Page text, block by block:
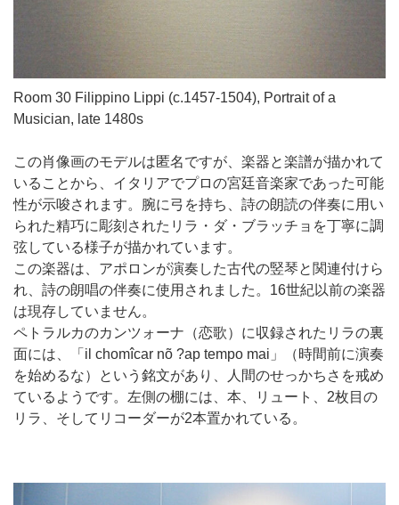
Room 30 Filippino Lippi (c.1457-1504), Portrait of a
Musician, late 1480s
この肖像画のモデルは匿名ですが、楽器と楽譜が描かれて
いることから、イタリアでプロの宮廷音楽家であった可能
性が示唆されます。腕に弓を持ち、詩の朗読の伴奏に用い
られた精巧に彫刻されたリラ・ダ・ブラッチョを丁寧に調
弦している様子が描かれています。
この楽器は、アポロンが演奏した古代の竪琴と関連付けら
れ、詩の朗唱の伴奏に使用されました。16世紀以前の楽器
は現存していません。
ペトラルカのカンツォーナ（恋歌）に収録されたリラの裏
面には、「il chomîcar nõ ?ap tempo mai」（時間前に演奏
を始めるな）という銘文があり、人間のせっかちさを戒め
ているようです。左側の棚には、本、リュート、2枚目の
リラ、そしてリコーダーが2本置かれている。